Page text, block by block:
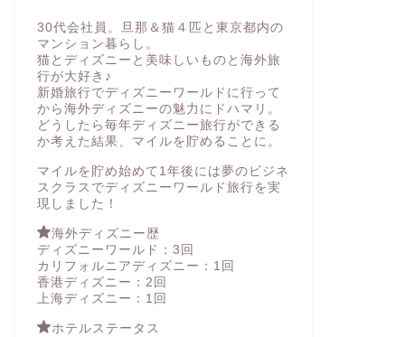
30代会社員。旦那＆猫４匹と東京都内の
マンション暮らし。
猫とディズニーと美味しいものと海外旅
行が大好き♪
新婚旅行でディズニーワールドに行って
から海外ディズニーの魅力にドハマリ。
どうしたら毎年ディズニー旅行ができる
か考えた結果、マイルを貯めることに。
マイルを貯め始めて1年後には夢のビジネ
スクラスでディズニーワールド旅行を実
現しました！
海外ディズニー歴
ディズニーワールド：3回
カリフォルニアディズニー：1回
香港ディズニー：2回
上海ディズニー：1回
ホテルステータス